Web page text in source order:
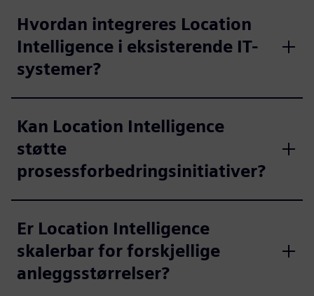
Hvordan integreres Location
Intelligence i eksisterende IT-
systemer?
Kan Location Intelligence
støtte
prosessforbedringsinitiativer?
Er Location Intelligence
skalerbar for forskjellige
anleggsstørrelser?